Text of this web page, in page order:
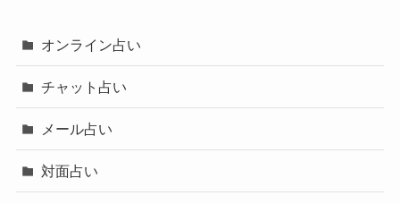
オンライン占い
チャット占い
メール占い
対面占い